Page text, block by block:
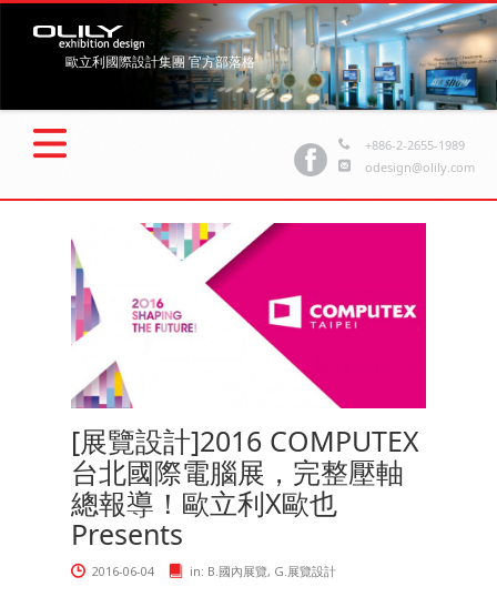
歐立利國際設計集團 官方部落格
+886-2-2655-1989
odesign@olily.com
[展覽設計]2016 COMPUTEX
台北國際電腦展，完整壓軸
總報導！歐立利X歐也
Presents
2016-06-04 in: B.國內展覽, G.展覽設計